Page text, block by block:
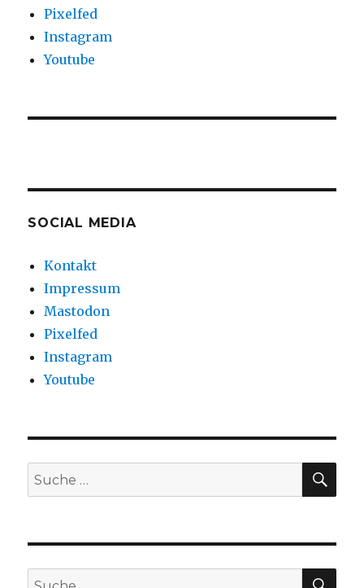
Pixelfed
Instagram
Youtube
SOCIAL MEDIA
Kontakt
Impressum
Mastodon
Pixelfed
Instagram
Youtube
Suche
nach:
Suche